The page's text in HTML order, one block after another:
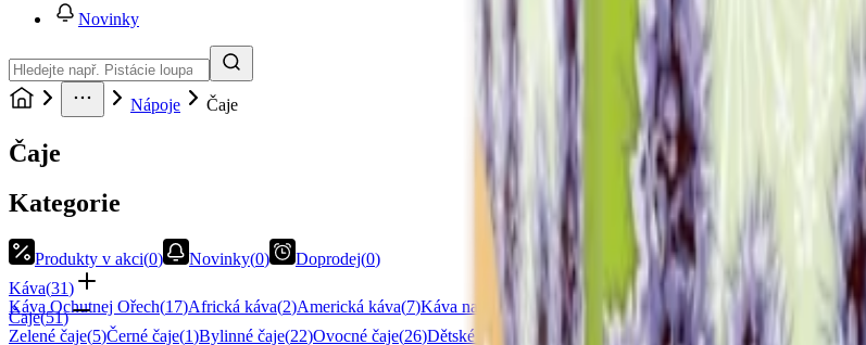
Novinky
Nápoje Čaje
Čaje
Kategorie
Produkty v akci(0) Novinky(0) Doprodej(0)
Káva(31)
Káva Ochutnej Ořech(17)Africká káva(2)Americká káva(7)Káva na espresso (8 Značková káva ( 18) Ostatní kávové produkty(
Čaje(51)
Zelené čaje(5)Černé čaje(1)Bylinné čaje(22)Ovocné čaje(26)Dětské čaje Těhotenské a kojící čaje 2) Dárkové čaje
)